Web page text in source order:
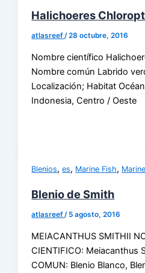
Halichoeres
atlasreef/28 octubre, 2016
Nombre científico
Nombre común Labrido
Localización; Habitat
Indonesia, Centro / Oeste
Blenios,es, Marine Fish,
Blenio de Smith
atlasreef/ 5 agosto, 2016
MEIACANTHUS SMITHII
CIENTIFICO: Meiacanthus
COMUN: Blenio Blanco,